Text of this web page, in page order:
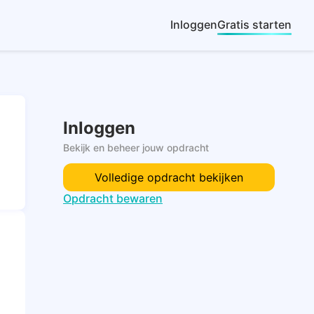
InloggenGratis starten
Inloggen
Bekijk en beheer jouw opdracht
Volledige opdracht bekijken
Opdracht bewaren